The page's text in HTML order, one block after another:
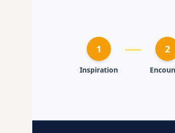
1
Inspiration
2